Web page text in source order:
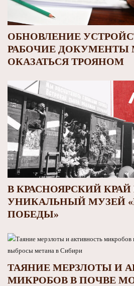
ОБНОВЛЕНИЕ
РАБОЧИЕ ДОКУМЕНТЫ
ОКАЗАТЬСЯ ТРОЯНОМ
В КРАСНОЯРСКИЙ КРАЙ
УНИКАЛЬНЫЙ МУЗЕЙ
ПОБЕДЫ»
ТАЯНИЕ МЕРЗЛОТЫ И
МИКРОБОВ В ПОЧВЕ